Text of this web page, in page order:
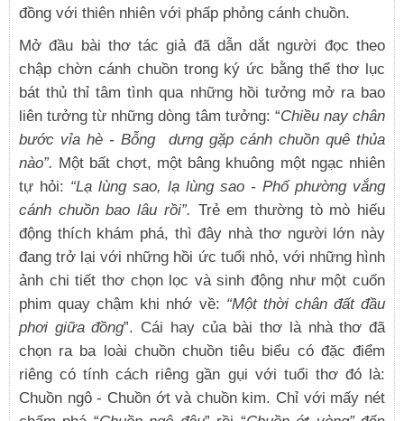
đồng với thiên nhiên với phấp phỏng cánh chuồn.
Mở đầu bài thơ tác giả đã dẫn dắt người đọc theo
chập chờn cánh chuồn trong ký ức bằng thể thơ lục
bát thủ thỉ tâm tình qua những hồi tưởng mở ra bao
liên tưởng từ những dòng tâm tưởng: “Chiều nay chân
bước vỉa hè - Bỗng dưng gặp cánh chuồn quê thủa
nào”. Một bất chợt, một bâng khuông một ngạc nhiên
tự hỏi: “Lạ lùng sao, lạ lùng sao - Phố phường vắng
cánh chuồn bao lâu rồi”. Trẻ em thường tò mò hiếu
động thích khám phá, thì đây nhà thơ người lớn này
đang trở lại với những hồi ức tuổi nhỏ, với những hình
ảnh chi tiết thơ chọn lọc và sinh động như một cuốn
phim quay chậm khi nhớ về: “Một thời chân đất đầu
phơi giữa đồng”. Cái hay của bài thơ là nhà thơ đã
chọn ra ba loài chuồn chuồn tiêu biểu có đặc điểm
riêng có tính cách riêng gần gụi với tuổi thơ đó là:
Chuồn ngô - Chuồn ớt và chuồn kim. Chỉ với mấy nét